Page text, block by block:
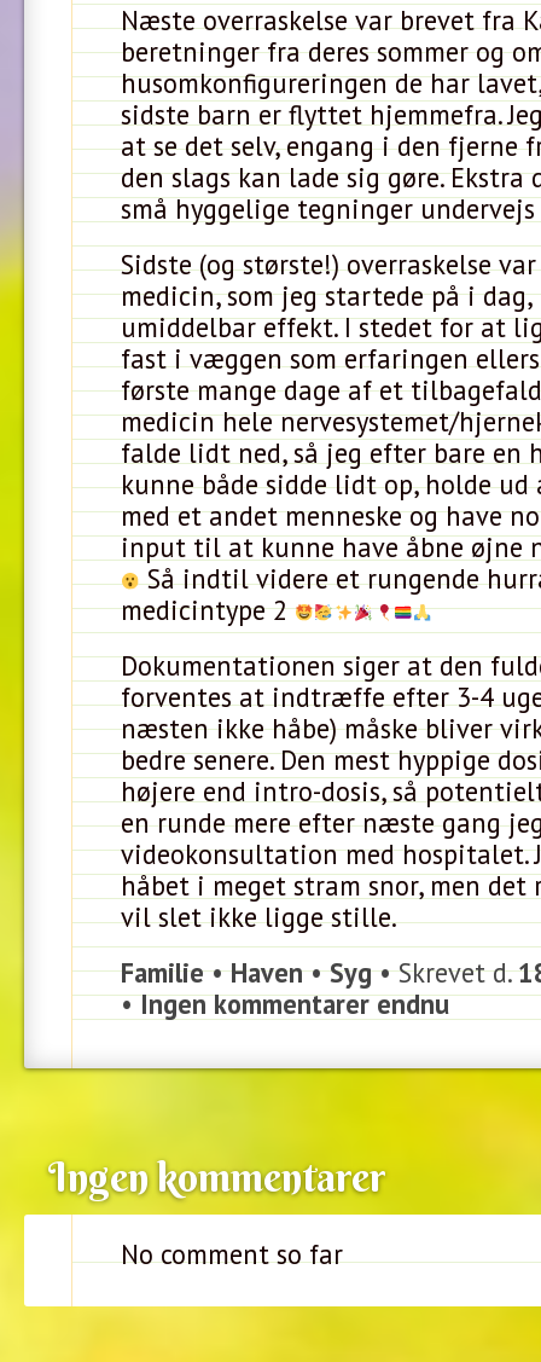
Næste overraskelse var brevet fra
beretninger fra deres sommer og
husomkonfigureringen de har
sidste barn er flyttet hjemmefra.
at se det selv, engang i den fjerne
den slags kan lade sig gøre. Ekstra
små hyggelige tegninger
Sidste (og største!) overraskelse
medicin, som jeg startede på i dag,
umiddelbar effekt. I stedet for at
fast i væggen som erfaringen
første mange dage af et
medicin hele nervesystemet/
falde lidt ned, så jeg efter bare en
kunne både sidde lidt op, holde
med et andet menneske og have
input til at kunne have åbne øjne
Så indtil videre et rungende
medicintype 2
Dokumentationen siger at den
forventes at indtræffe efter 3-4
næsten ikke håbe) måske bliver
bedre senere. Den mest hyppige
højere end intro-dosis, så
en runde mere efter næste gang
videokonsultation med hospitalet.
håbet i meget stram snor, men det
vil slet ikke ligge stille.
Familie•Haven•Syg• Skrevet d.
•Ingen kommentarer endnu
Ingen kommentarer
No comment so far